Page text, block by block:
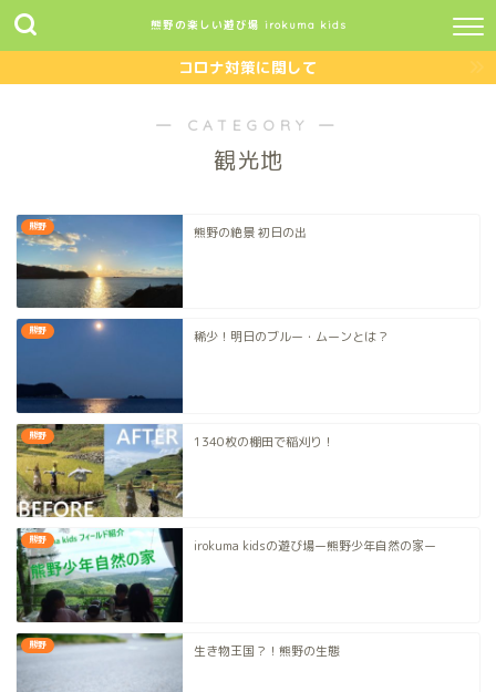
熊野の楽しい遊び場 irokuma kids
コロナ対策に関して
― CATEGORY ―
観光地
熊野 熊野の絶景 初日の出
熊野 稀少！明日のブルー・ムーンとは？
熊野 1340枚の棚田で稲刈り！
熊野 irokuma kidsの遊び場ー熊野少年自然の家ー
熊野 生き物王国？！熊野の生態